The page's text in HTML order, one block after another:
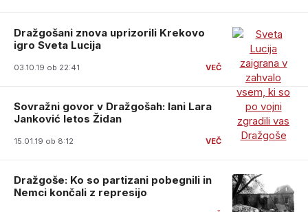
Dražgošani znova uprizorili Krekovo
igro Sveta Lucija
03.10.19 ob 22:41
Sovražni govor v Dražgošah: lani Lara
Janković letos Židan
15.01.19 ob 8:12
Dražgoše: Ko so partizani pobegnili in
Nemci končali z represijo